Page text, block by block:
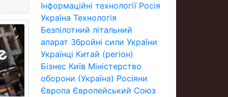
Інформаційні технології Росія
Україна Технологія
Безпілотний літальний
апарат Збройні сили України
Українці Китай (регіон)
Бізнес Київ Міністерство
оборони (Україна) Росіяни
Європа Європейський Союз